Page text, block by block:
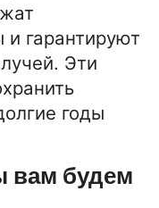
гарантируют
Эти
годы
вам будем